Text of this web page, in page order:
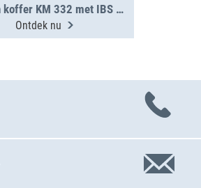
Metalen koffer KM 332 met IBS H31-H63
Ontdek nu